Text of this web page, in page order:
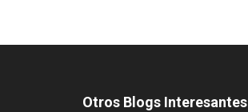
Otros Blogs Interesantes